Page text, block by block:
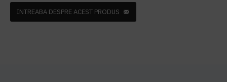
INTREABA DESPRE ACEST PRODUS